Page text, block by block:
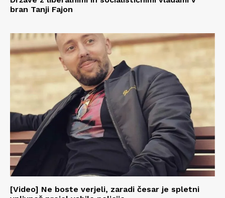
bran Tanji Fajon
[Video] Ne boste verjeli, zaradi česar je spletni